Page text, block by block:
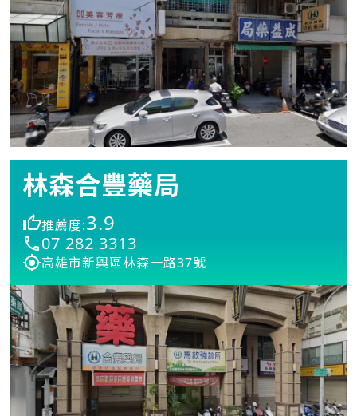
林森合豐藥局
推薦度:3.9
07 282 3313
高雄市新興區林森一路37號